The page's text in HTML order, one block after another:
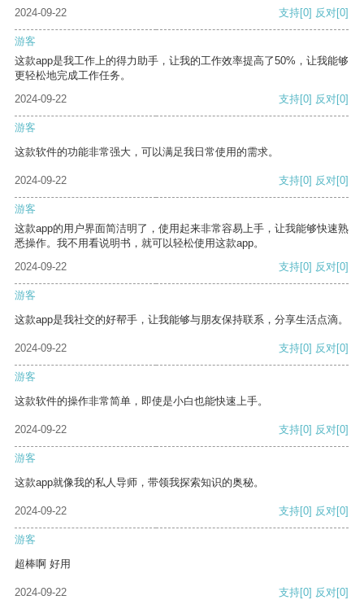
2024-09-22
支持[0] 反对[0]
游客
这款app是我工作上的得力助手，让我的工作效率提高了50%，让我能够
更轻松地完成工作任务。
2024-09-22
支持[0] 反对[0]
游客
这款软件的功能非常强大，可以满足我日常使用的需求。
2024-09-22 支持[0] 反对[0]
游客
这款app的用户界面简洁明了，使用起来非常容易上手，让我能够快速熟
悉操作。我不用看说明书，就可以轻松使用这款app。
2024-09-22
支持[0] 反对[0]
游客
这款app是我社交的好帮手，让我能够与朋友保持联系，分享生活点滴。
2024-09-22 支持[0] 反对[0]
游客
这款软件的操作非常简单，即使是小白也能快速上手。
2024-09-22 支持[0] 反对[0]
游客
这款app就像我的私人导师，带领我探索知识的奥秘。
2024-09-22 支持[0] 反对[0]
游客
超棒啊 好用
2024-09-22 支持[0] 反对[0]